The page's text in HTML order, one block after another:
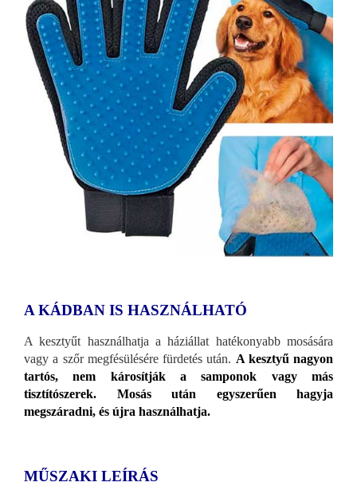
A KÁDBAN IS HASZNÁLHATÓ
A kesztyűt használhatja a háziállat hatékonyabb mosására
vagy a szőr megfésülésére fürdetés után. A kesztyű nagyon
tartós, nem károsítják a samponok vagy más
tisztítószerek. Mosás után egyszerűen hagyja
megszáradni, és újra használhatja.
MŰSZAKI LEÍRÁS